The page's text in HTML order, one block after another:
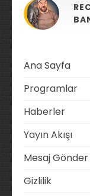
Ana Sayfa
Programlar
Haberler
Yayın Akışı
Mesaj Gönder
Gizlilik